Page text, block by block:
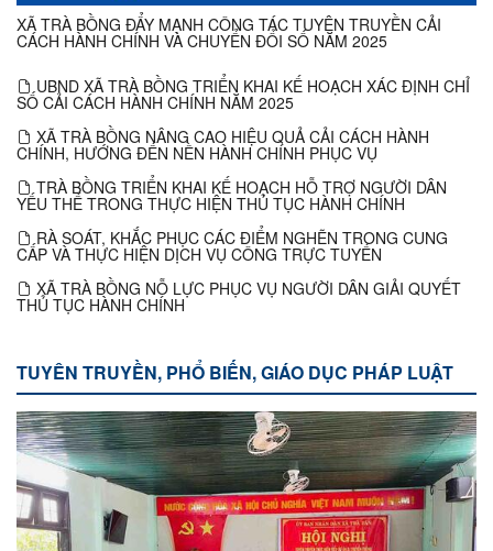
XÃ TRÀ BỒNG ĐẨY MẠNH CÔNG TÁC TUYÊN TRUYỀN CẢI
CÁCH HÀNH CHÍNH VÀ CHUYỂN ĐỔI SỐ NĂM 2025
UBND XÃ TRÀ BỒNG TRIỂN KHAI KẾ HOẠCH XÁC ĐỊNH CHỈ
SỐ CẢI CÁCH HÀNH CHÍNH NĂM 2025
XÃ TRÀ BỒNG NÂNG CAO HIỆU QUẢ CẢI CÁCH HÀNH
CHÍNH, HƯỚNG ĐẾN NỀN HÀNH CHÍNH PHỤC VỤ
TRÀ BỒNG TRIỂN KHAI KẾ HOẠCH HỖ TRỢ NGƯỜI DÂN
YẾU THẾ TRONG THỰC HIỆN THỦ TỤC HÀNH CHÍNH
RÀ SOÁT, KHẮC PHỤC CÁC ĐIỂM NGHẼN TRONG CUNG
CẤP VÀ THỰC HIỆN DỊCH VỤ CÔNG TRỰC TUYẾN
XÃ TRÀ BỒNG NỖ LỰC PHỤC VỤ NGƯỜI DÂN GIẢI QUYẾT
THỦ TỤC HÀNH CHÍNH
TUYÊN TRUYỀN, PHỔ BIẾN, GIÁO DỤC PHÁP LUẬT